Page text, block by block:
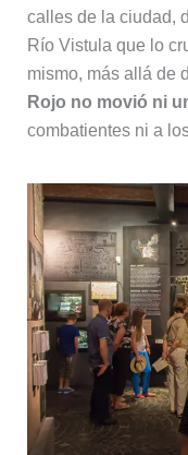
calles de la ciudad,
Río Vistula que lo
mismo, más allá de
Rojo no movió ni
combatientes ni a